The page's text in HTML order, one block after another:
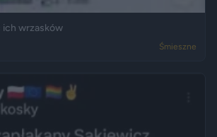
ich wrzasków
Śmieszne